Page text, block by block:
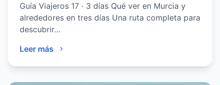
Guía Viajeros 17 · 3 días Qué ver en Murcia y
alrededores en tres días Una ruta completa para
descubrir…
Leer más